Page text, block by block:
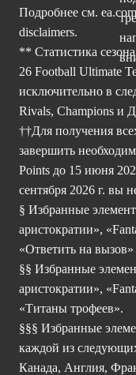
Подробнее см.
disclaimers.
** Статистика
26 Football Ultimate
исключительно в
Rivals, Champions и
††Для получения
завершить
Points до 15 июня
сентября 2026 г. вы
§ Избранные
аристократии»,
«Ответить на
§§ Избранные
аристократии»,
«Титаны трофеев».
§§§ Избранные
каждой из
Канада, Англия,